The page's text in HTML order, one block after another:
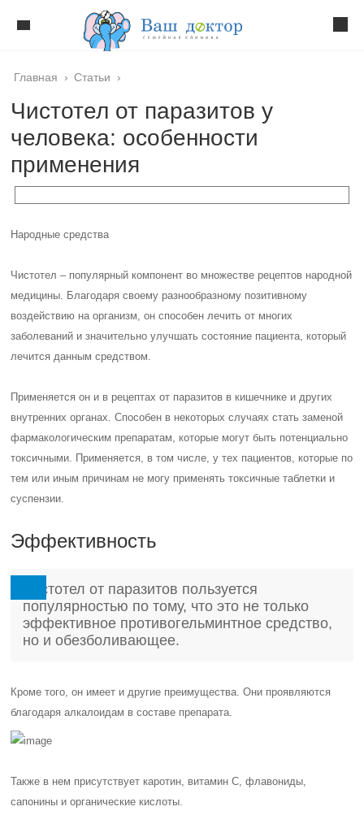
Главная › Статьи ›
Чистотел от паразитов у
человека: особенности
применения
Народные средства
Чистотел – популярный компонент во множестве рецептов народной
медицины. Благодаря своему разнообразному позитивному
воздействию на организм, он способен лечить от многих
заболеваний и значительно улучшать состояние пациента, который
лечится данным средством.
Применяется он и в рецептах от паразитов в кишечнике и других
внутренних органах. Способен в некоторых случаях стать заменой
фармакологическим препаратам, которые могут быть потенциально
токсичными. Применяется, в том числе, у тех пациентов, которые по
тем или иным причинам не могу применять токсичные таблетки и
суспензии.
Эффективность
Чистотел от паразитов пользуется
популярностью по тому, что это не только
эффективное противогельминтное средство,
но и обезболивающее.
Кроме того, он имеет и другие преимущества. Они проявляются
благодаря алкалоидам в составе препарата.
Также в нем присутствует каротин, витамин С, флавониды,
сапонины и органические кислоты.